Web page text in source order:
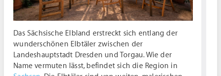
Das Sächsische Elbland erstreckt sich entlang der
wunderschönen Elbtäler zwischen der
Landeshauptstadt Dresden und Torgau. Wie der
Name vermuten lässt, befindet sich die Region in